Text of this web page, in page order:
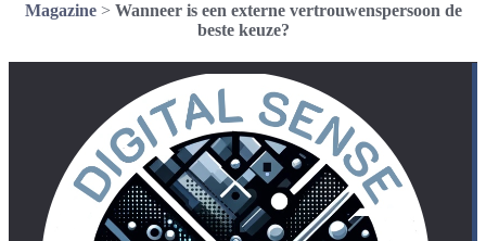
Magazine> Wanneer is een externe vertrouwenspersoon de
beste keuze?